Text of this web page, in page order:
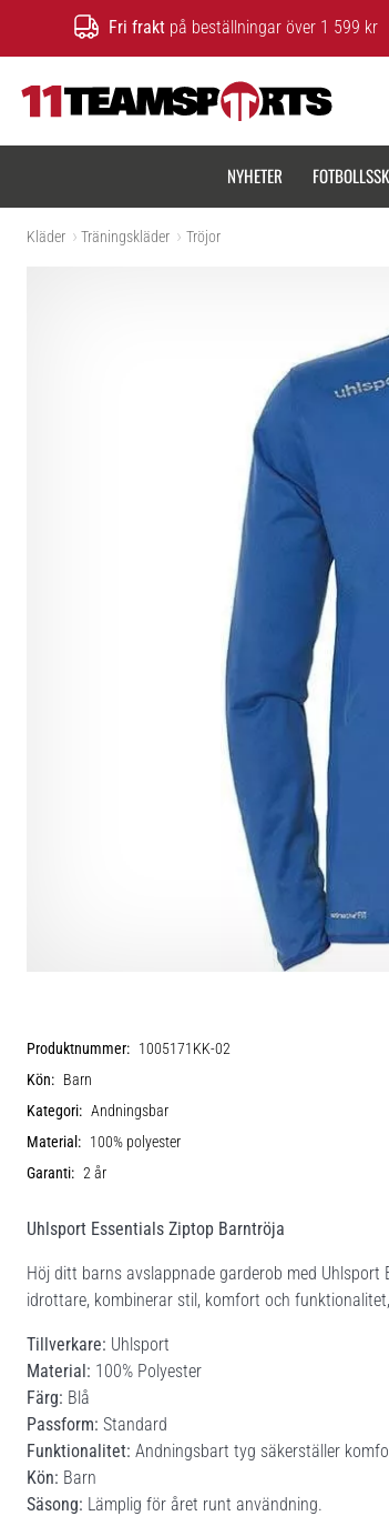
Fri frakt på beställningar över 1 599 kr
NYHETER
Kläder Träningskläder Tröjor
Produktnummer: 1005171KK-02
Kön: Barn
Kategori: Andningsbar
Material: 100% polyester
Garanti: 2 år
Uhlsport Essentials Ziptop Barntröja
Höj ditt barns avslappnade garderob med
idrottare, kombinerar stil, komfort och
Tillverkare: Uhlsport
Material: 100% Polyester
Färg: Blå
Passform: Standard
Funktionalitet: Andningsbart tyg säkerställer
Kön: Barn
Säsong: Lämplig för året runt användning.